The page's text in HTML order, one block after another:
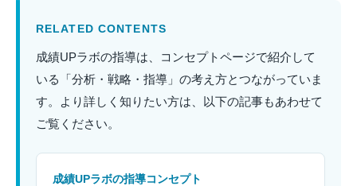
RELATED CONTENTS
成績UPラボの指導は、コンセプトページで紹介して
いる「分析・戦略・指導」の考え方とつながっていま
す。より詳しく知りたい方は、以下の記事もあわせて
ご覧ください。
成績UPラボの指導コンセプト